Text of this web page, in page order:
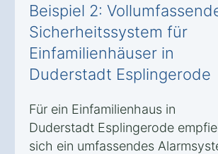
Beispiel 2:
Sicherheitssystem für
Einfamilienhäuser in
Duderstadt Esplingerode
Für ein Einfamilienhaus in
Duderstadt Esplingerode
sich ein umfassendes